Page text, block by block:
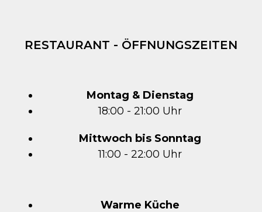
RESTAURANT - ÖFFNUNGSZEITEN
Montag & Dienstag
18:00 - 21:00 Uhr
Mittwoch bis Sonntag
11:00 - 22:00 Uhr
Warme Küche